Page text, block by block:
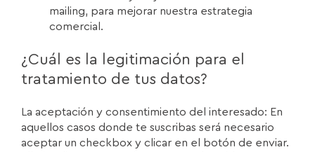
mailing, para mejorar nuestra estrategia
comercial.
¿Cuál es la legitimación para el
tratamiento de tus datos?
La aceptación y consentimiento del interesado: En
aquellos casos donde te suscribas será necesario
aceptar un checkbox y clicar en el botón de enviar.